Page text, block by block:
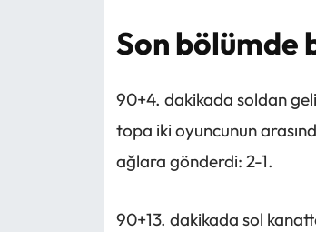
Son bölümde
90+4. dakikada soldan
topa iki oyuncunun
ağlara gönderdi: 2-1.
90+13. dakikada sol